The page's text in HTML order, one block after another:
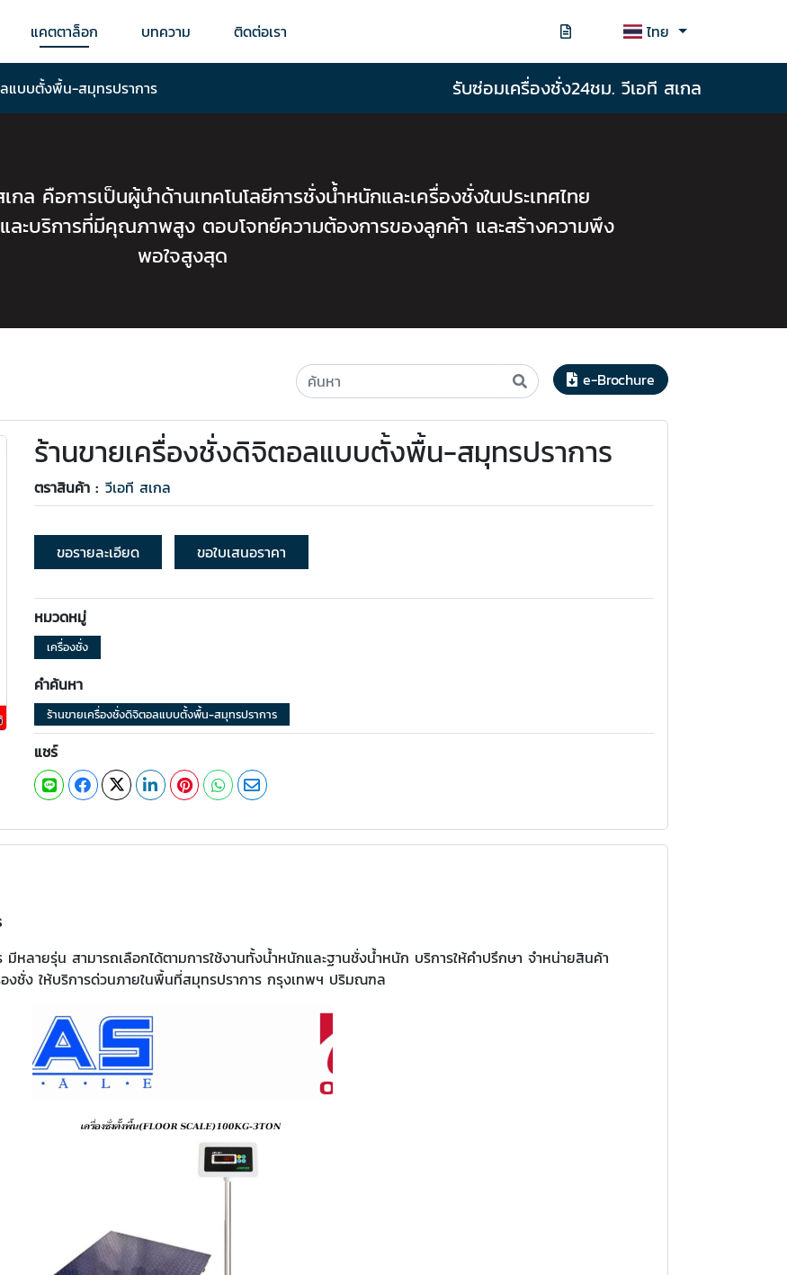
แคตตาล็อก บทความ ติดต่อเรา ไทย
แบบตั้งพื้น-สมุทรปราการ รับซ่อมเครื่องชั่ง24ชม. วีเอที สเกล
คือการเป็นผู้นำด้านเทคโนโลยีการชั่งน้ำหนักและเครื่องชั่งในประเทศไทย
ะบริการที่มีคุณภาพสูง ตอบโจทย์ความต้องการของลูกค้า และสร้างความพึง
พอใจสูงสุด
e-Brochure
ร้านขายเครื่องชั่งดิจิตอลแบบตั้งพื้น-สมุทรปราการ
ตราสินค้า : วีเอที สเกล
ขอรายละเอียด ขอใบเสนอราคา
หมวดหมู่
เครื่องชั่ง
คำค้นหา
ร้านขายเครื่องชั่งดิจิตอลแบบตั้งพื้น-สมุทรปราการ
แชร์
ลายรุ่น สามารถเลือกได้ตามการใช้งานทั้งน้ำหนักและฐานชั่งน้ำหนัก บริการให้คำปรึกษา จำหน่ายสินค้า
ชั่ง ให้บริการด่วนภายในพื้นที่สมุทรปราการ กรุงเทพฯ ปริมณฑล